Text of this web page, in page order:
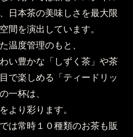
日本茶の美味しさを最大限
間を演出しています。
温度管理のもと、
い豊かな「しずく茶」や茶
で楽しめる「ティードリッ
一杯は、
より彩ります。
は常時１０種類のお茶も販